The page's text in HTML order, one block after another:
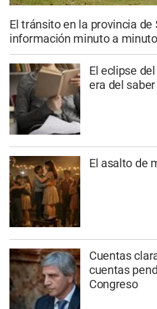
El tránsito en la provincia de
información minuto a minuto
El eclipse
era del
El asalto de
Cuentas
cuentas
Congreso